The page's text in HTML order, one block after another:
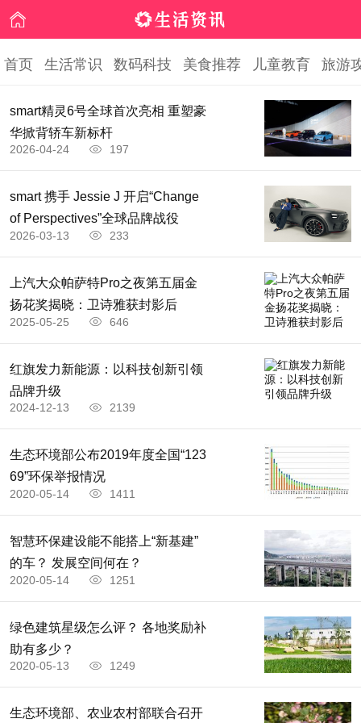
首页 生活常识 数码科技 美食推荐 儿童教育 旅游
smart精灵6号全球首次亮相 重塑豪
华掀背轿车新标杆
2026-04-24 197
​smart 携手 Jessie J 开启“Change
of Perspectives”全球品牌战役
2026-03-13 233
上汽大众帕萨特Pro之夜第五届金
扬花奖揭晓：卫诗雅获封影后
2025-05-25 646
红旗发力新能源：以科技创新引领
品牌升级
2024-12-13 2139
生态环境部公布2019年度全国“123
69”环保举报情况
2020-05-14 1411
智慧环保建设能不能搭上“新基建”
的车？ 发展空间何在？
2020-05-14 1251
绿色建筑星级怎么评？ 各地奖励补
助有多少？
2020-05-13 1249
生态环境部、农业农村部联合召开